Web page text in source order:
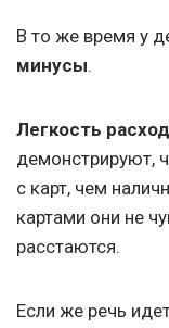
В то же время у
минусы.
Легкость
демонстрируют,
с карт, чем
картами они не
расстаются.
Если же речь